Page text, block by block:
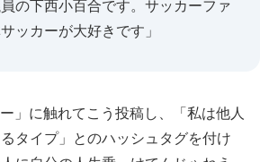
員の下西小百合です。サッカーファ
ッカーが大好きです」
」に触れてこう投稿し、「私は他人
タイプ」とのハッシュタグを付け